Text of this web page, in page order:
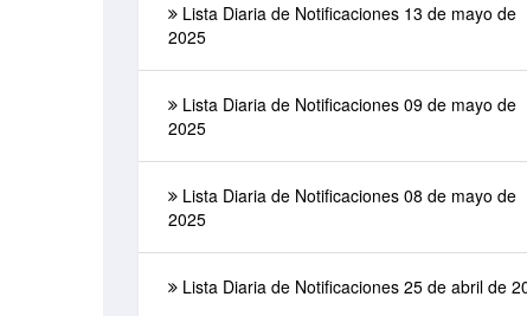
Lista Diaria de Notificaciones 13 de mayo de
2025
Lista Diaria de Notificaciones 09 de mayo de
2025
Lista Diaria de Notificaciones 08 de mayo de
2025
Lista Diaria de Notificaciones 25 de abril de